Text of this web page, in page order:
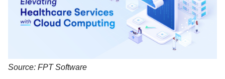
Source: FPT Software